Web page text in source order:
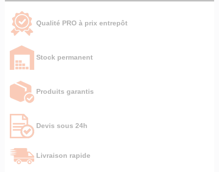
Qualité PRO à prix entrepôt
Stock permanent
Produits garantis
Devis sous 24h
Livraison rapide